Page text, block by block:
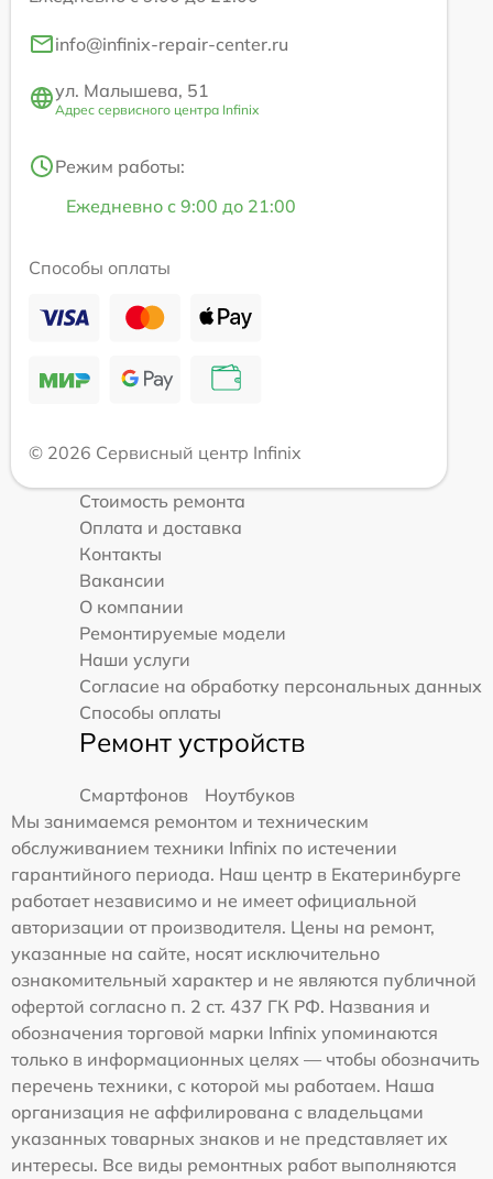
info@infinix-repair-center.ru
ул. Малышева, 51
Адрес сервисного центра Infinix
Режим работы:
Ежедневно с 9:00 до 21:00
Способы оплаты
© 2026 Сервисный центр Infinix
Стоимость ремонта
Оплата и доставка
Контакты
Вакансии
О компании
Ремонтируемые модели
Наши услуги
Согласие на обработку персональных данных
Способы оплаты
Ремонт устройств
Смартфонов
Ноутбуков
Мы занимаемся ремонтом и техническим
обслуживанием техники Infinix по истечении
гарантийного периода. Наш центр в Екатеринбурге
работает независимо и не имеет официальной
авторизации от производителя. Цены на ремонт,
указанные на сайте, носят исключительно
ознакомительный характер и не являются публичной
офертой согласно п. 2 ст. 437 ГК РФ. Названия и
обозначения торговой марки Infinix упоминаются
только в информационных целях — чтобы обозначить
перечень техники, с которой мы работаем. Наша
организация не аффилирована с владельцами
указанных товарных знаков и не представляет их
интересы. Все виды ремонтных работ выполняются